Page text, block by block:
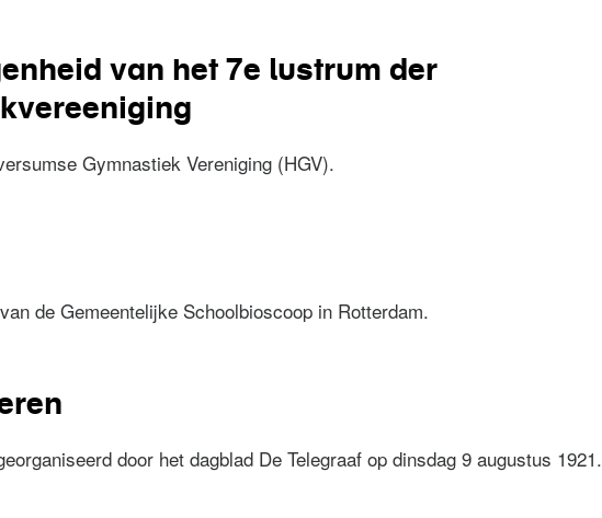
van het 7e lustrum der
Gymnastiek Vereniging (HGV).
de Gemeentelijke Schoolbioscoop in Rotterdam.
door het dagblad De Telegraaf op dinsdag 9 augustus 1921.